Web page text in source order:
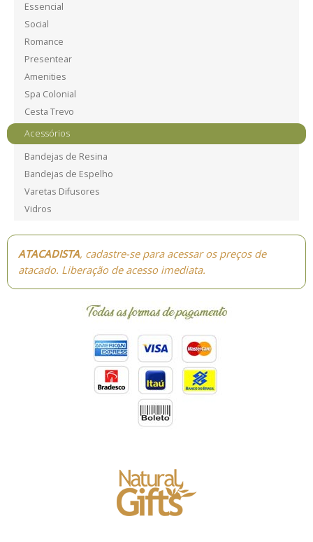
Essencial
Social
Romance
Presentear
Amenities
Spa Colonial
Cesta Trevo
Acessórios
Bandejas de Resina
Bandejas de Espelho
Varetas Difusores
Vidros
ATACADISTA, cadastre-se para acessar os preços de
atacado. Liberação de acesso imediata.